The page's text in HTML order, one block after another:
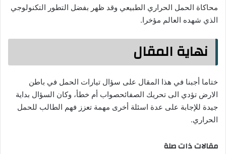
محاكاة الحمل الحراري الطبيعي وقد ظهر بفضل التطور التكنولوجي
الذي شهده العالم مؤخرا.
نهاية المقال
ختاما أجبنا في هذا المقال على سؤال تيارات الحمل في باطن
الارض تؤدي الى تحريك الصفائحصواب أم خطأ، وكان السؤال بداية
جيدة للإجابة على عدة اسئلة أخرى مهمة تعزز فهم الطالب للحمل
الحراري.
مقالات ذات صلة